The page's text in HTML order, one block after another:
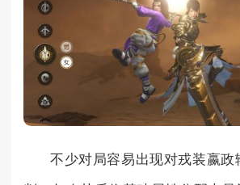
不少对局容易出现对戎装嬴政